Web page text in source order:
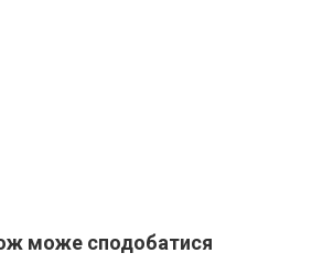
може сподобатися